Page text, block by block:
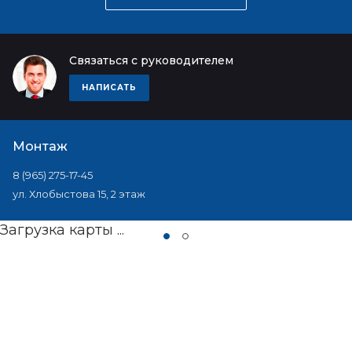
Связаться с руководителем
НАПИСАТЬ
Монтаж
8 (965) 275-17-45
ул. Хлобыстова 15, 2 этаж
Загрузка карты ...